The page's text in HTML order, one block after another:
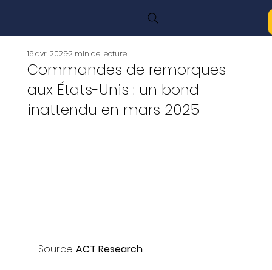
Commandes de remorques
aux États-Unis : un bond
inattendu en mars 2025
16 avr. 20252 min de lecture
Source: ACT Research